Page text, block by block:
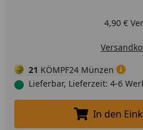
4,90 €
21 KÖMPF24 Münzen
Lieferbar, Lieferzeit: 4-6
In
In den